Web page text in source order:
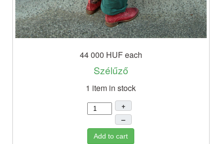
44 000 HUFeach
Szélűző
1 item in stock
+
–
Add to cart